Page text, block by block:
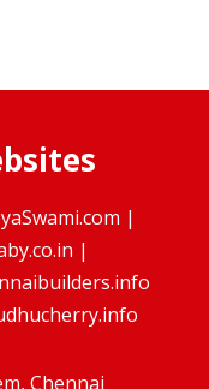
|
|
, Chennai